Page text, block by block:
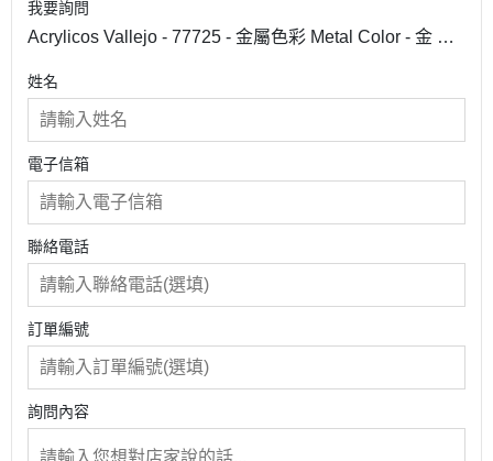
我要詢問
Acrylicos Vallejo - 77725 - 金屬色彩 Metal Color - 金 Gol
姓名
電子信箱
聯絡電話
訂單編號
詢問內容